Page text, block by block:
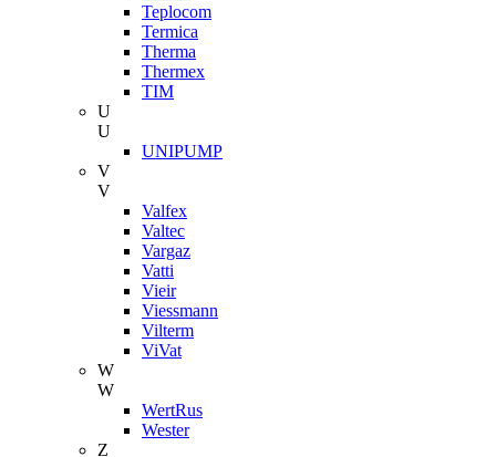
Teplocom
Termica
Therma
Thermex
TIM
U
U
UNIPUMP
V
V
Valfex
Valtec
Vargaz
Vatti
Vieir
Viessmann
Vilterm
ViVat
W
W
WertRus
Wester
Z